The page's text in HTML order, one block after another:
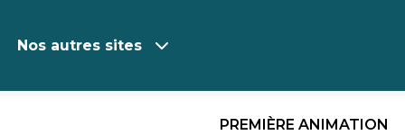
Nos autres sites
PREMIÈRE ANIMATION